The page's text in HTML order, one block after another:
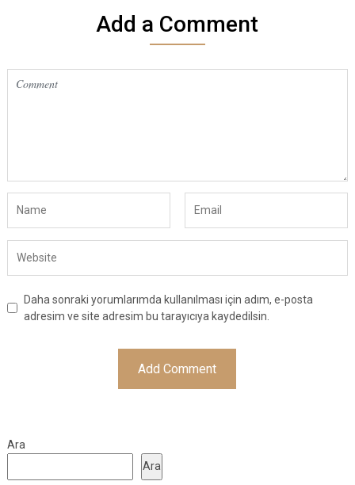
Add a Comment
Daha sonraki yorumlarımda kullanılması için adım, e-posta
adresim ve site adresim bu tarayıcıya kaydedilsin.
Ara
Ara